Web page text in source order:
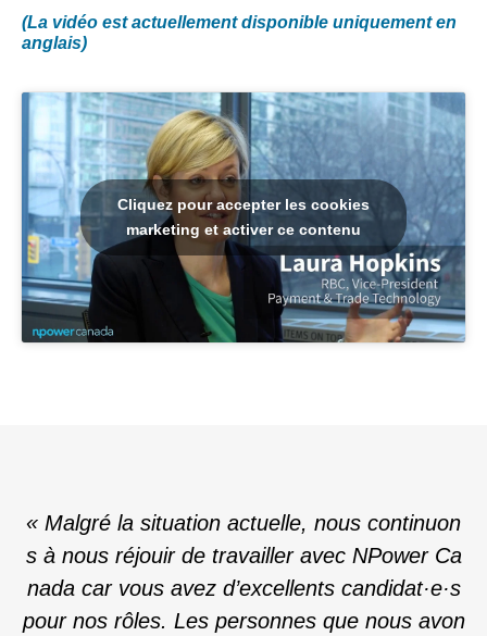
(La vidéo est actuellement disponible uniquement en
anglais)
Cliquez pour accepter les cookies
marketing et activer ce contenu
« Malgré la situation actuelle, nous continuon
s à nous réjouir de travailler avec NPower Ca
nada car vous avez d’excellents candidat·e·s
pour nos rôles. Les personnes que nous avon